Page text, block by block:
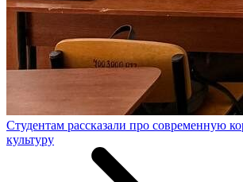
Студентам рассказали про современную
культуру